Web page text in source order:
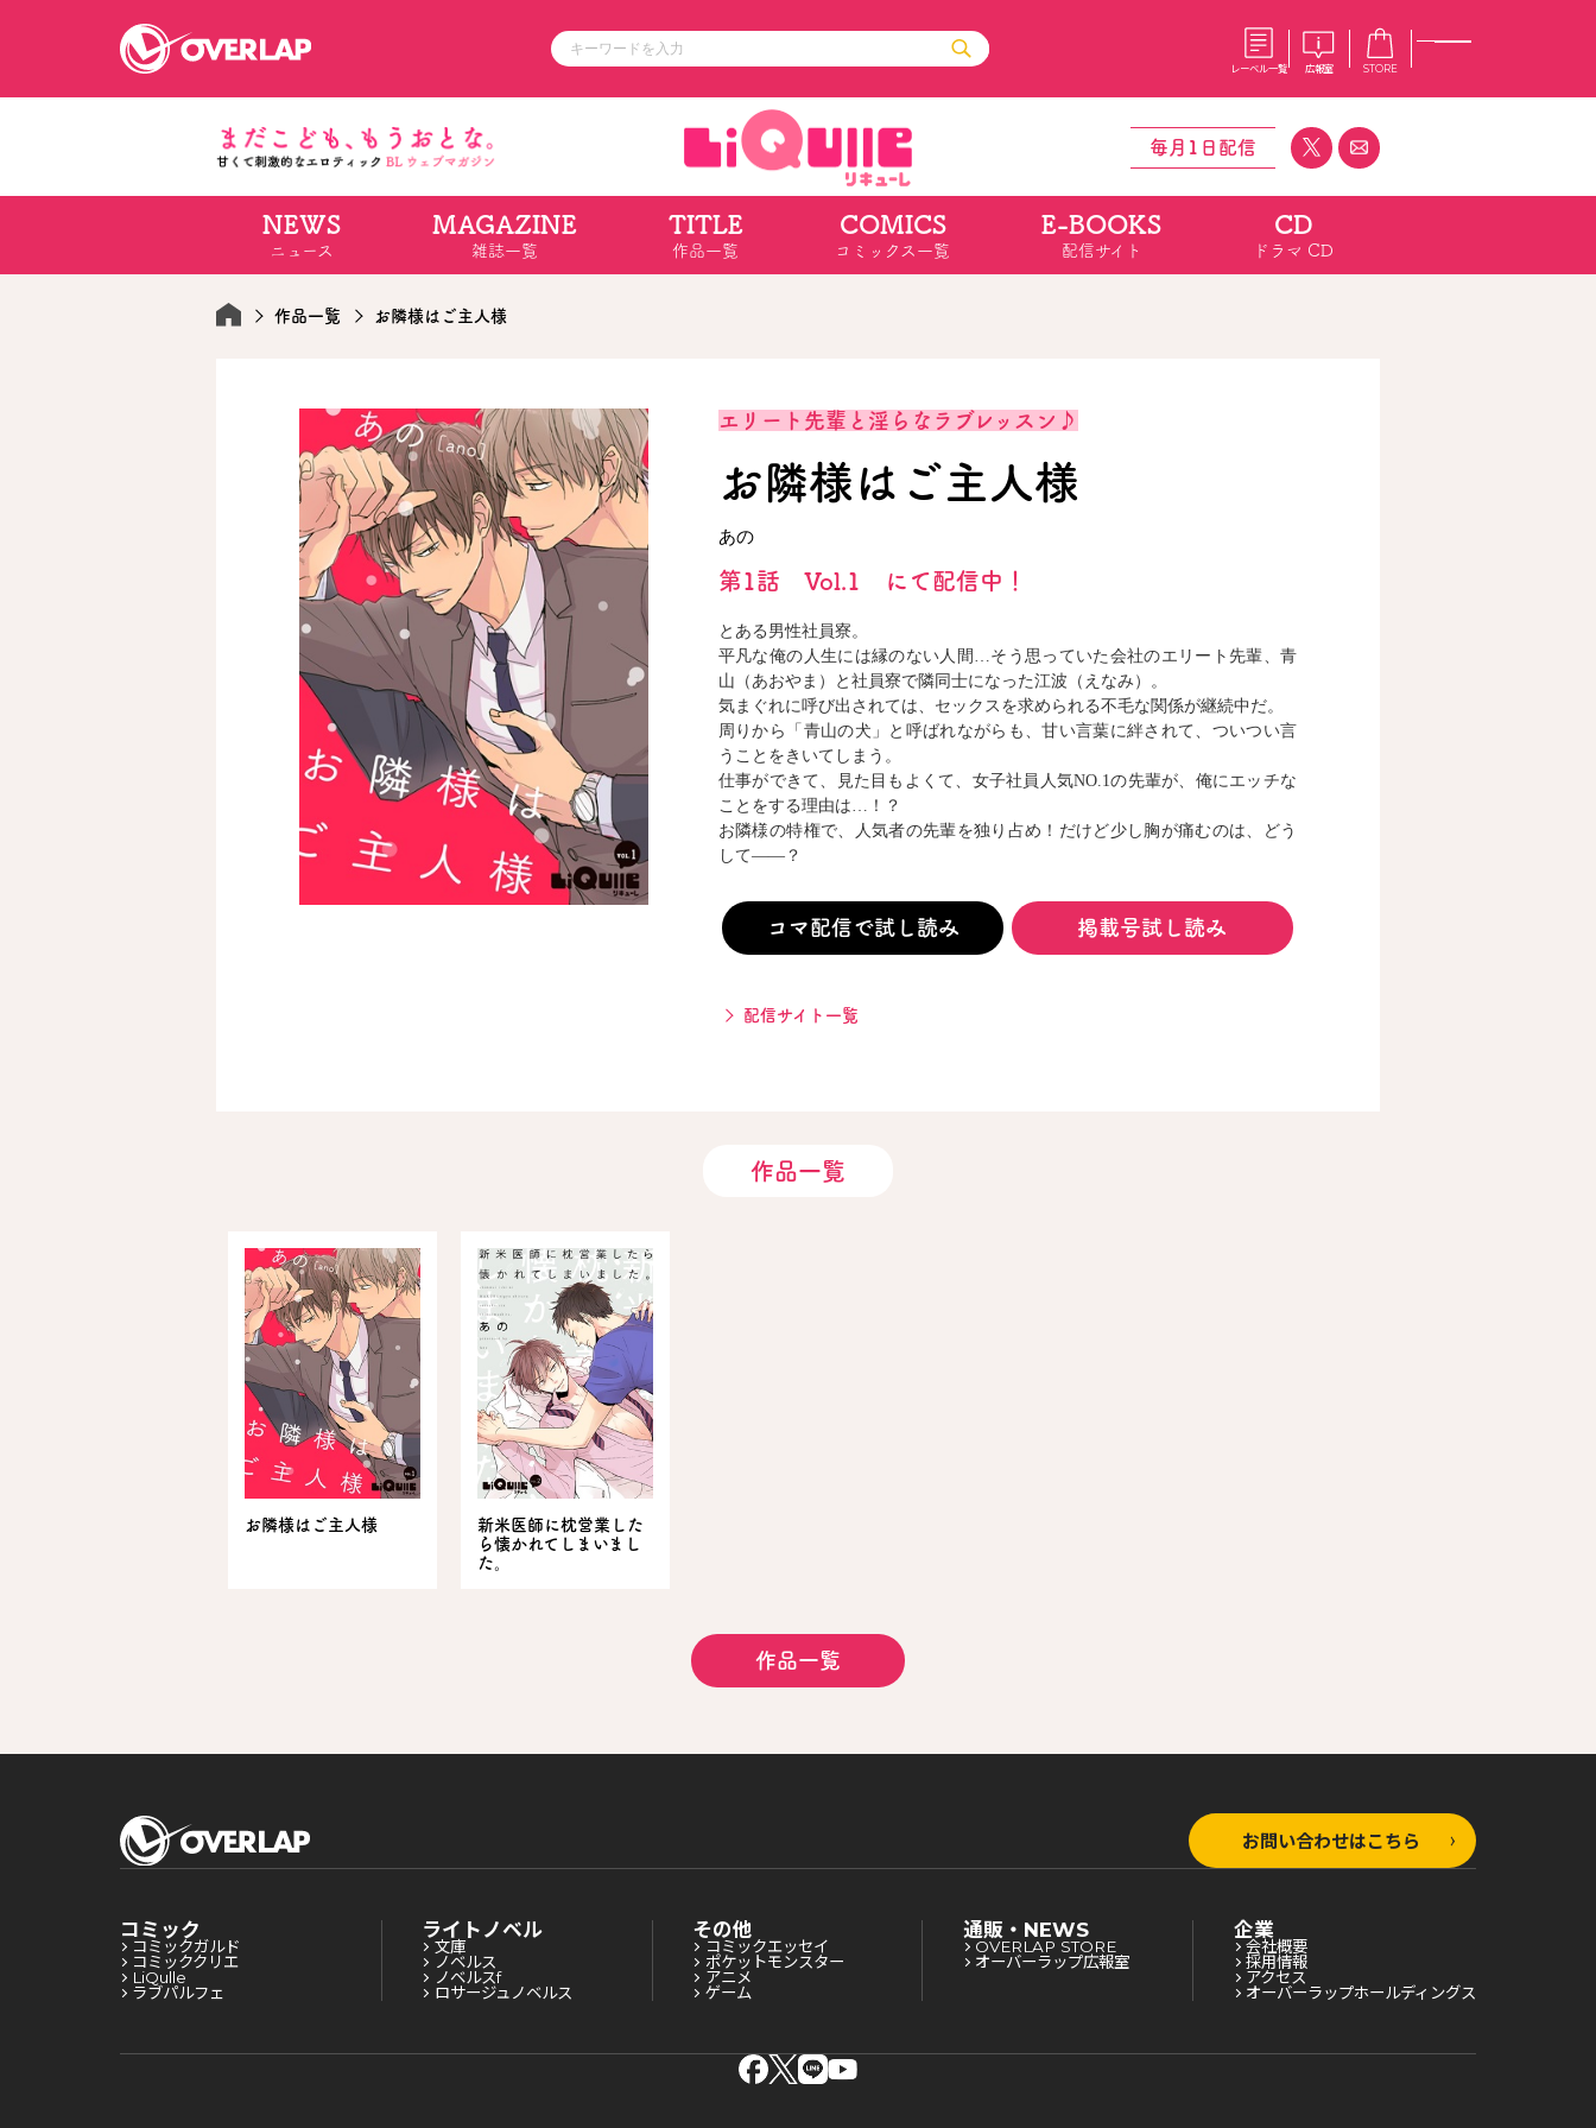
レーベル一覧 広報室 STORE
コミッククリエ
ラブパルフェ
ライトノベル
ノベルス
ロサージュノベルス
その他
コミックエッセイ
ポケットモンスター
通販・NEWS
OVERLAP STORE
オーバーラップ広報室
採用情報
コミッククリエ リキューレ コミックパルフェ
毎月1日配信
NEWS
ニュース
MAGAZINE
雑誌一覧
TITLE
作品一覧
COMICS
コミックス一覧
E-BOOKS
配信サイト
CD
ドラマ CD
作品一覧 お隣様はご主人様
エリート先輩と淫らなラブレッスン♪
お隣様はご主人様
あの
第1話 Vol.1 にて配信中！
とある男性社員寮。
平凡な俺の人生には縁のない人間…そう思っていた会社のエリート先輩、青
山（あおやま）と社員寮で隣同士になった江波（えなみ）。
気まぐれに呼び出されては、セックスを求められる不毛な関係が継続中だ。
周りから「青山の犬」と呼ばれながらも、甘い言葉に絆されて、ついつい言
うことをきいてしまう。
仕事ができて、見た目もよくて、女子社員人気NO.1の先輩が、俺にエッチな
ことをする理由は…！？
お隣様の特権で、人気者の先輩を独り占め！だけど少し胸が痛むのは、どう
して――？
コマ配信で試し読み 掲載号試し読み
配信サイト一覧
作品一覧
お隣様はご主人様
新米医師に枕営業した
ら懐かれてしまいまし
た。
作品一覧
お問い合わせはこちら
コミック
コミックガルド
コミッククリエ
LiQulle
ラブパルフェ
ライトノベル
文庫
ノベルス
ノベルスf
ロサージュノベルス
その他
コミックエッセイ
ポケットモンスター
アニメ
ゲーム
通販・NEWS
OVERLAP STORE
オーバーラップ広報室
企業
会社概要
採用情報
アクセス
オーバーラップホールディングス